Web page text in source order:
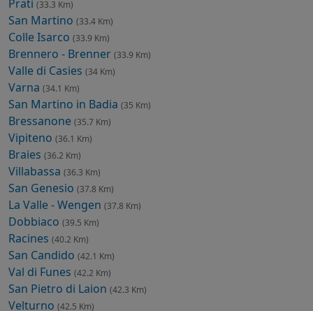
Prati (33.3 Km)
San Martino (33.4 Km)
Colle Isarco (33.9 Km)
Brennero - Brenner (33.9 Km)
Valle di Casies (34 Km)
Varna (34.1 Km)
San Martino in Badia (35 Km)
Bressanone (35.7 Km)
Vipiteno (36.1 Km)
Braies (36.2 Km)
Villabassa (36.3 Km)
San Genesio (37.8 Km)
La Valle - Wengen (37.8 Km)
Dobbiaco (39.5 Km)
Racines (40.2 Km)
San Candido (42.1 Km)
Val di Funes (42.2 Km)
San Pietro di Laion (42.3 Km)
Velturno (42.5 Km)